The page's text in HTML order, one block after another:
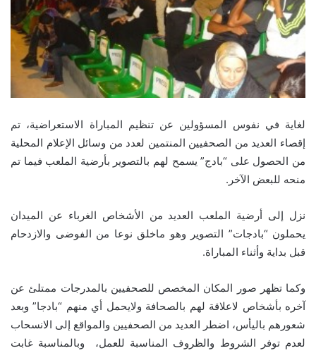
لغاية في نفوس المسؤولين عن تنظيم المباراة الاستعراضية، تم
إقصاء العديد من الصحفيين المنتمين لعدد من وسائل الإعلام المحلية
من الحصول على “بادج” يسمح لهم بالتصوير بأرضية الملعب فيما تم
منحه للبعض الآخر.
نزل إلى أرضية الملعب العديد من الأشخاص الغرباء عن الميدان
يحملون “بادجات” التصوير وهو ماخلق نوعا من الفوضى والازدحام
قبل بداية وأثناء المباراة.
وكما تظهر صور المكان المخصص للصحفيين بالمدرجات ممتلئ عن
آخره بأشخاص لاعلاقة لهم بالصحافة ولايحمل أي منهم “بادجا” وبعد
شعورهم باليأس، اضطر العديد من الصحفيين والمواقع إلى الانسحاب
لعدم توفر الشروط والظروف المناسبة للعمل، وبالمناسبة غابت